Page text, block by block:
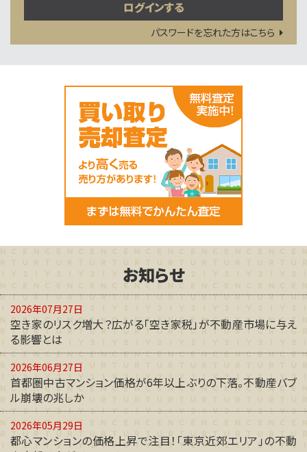
パスワードを忘れた方はこちら
お知らせ
2026年07月27日
空き家のリスク増大？広がる「空き家税」が不動産市場に与え
る影響とは
2026年06月27日
首都圏中古マンション価格が6年以上ぶりの下落。不動産バブ
ル崩壊の兆しか
2026年05月29日
都心マンションの価格上昇で注目！「東京近郊エリア」の不動